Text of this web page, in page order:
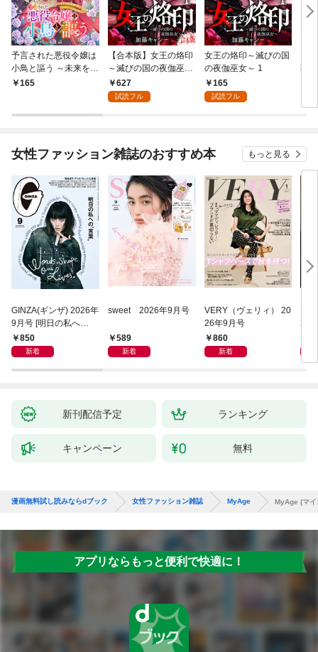
予言された悪役令嬢は
小鳥と謳う ～未来を知
る専属執事に「君を救
165
【合本版】女王の烙印
～滅びの国の夜伽巫女
～ 1627
試読フル
女王の烙印～滅びの国
の夜伽巫女～ 1
165
試読フル
熟
女性ファッション雑誌のおすすめ本 もっと見る
GINZA(ギンザ) 2026年
9月号 [明日の私へ
の“言葉”]
850
新着
sweet 2026年9月号
589
新着
VERY（ヴェリィ） 20
26年9月号
860
新着
新刊配信予定 ランキング
キャンペーン 無料
漫画無料試し読みならdブック 女性ファッション雑誌 MyAge MyAge (マ
アプリならもっと便利で快適に！